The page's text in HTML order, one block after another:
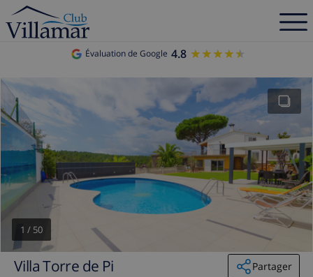
Évaluation de Google 4.8 ★★★★★
★★★★★
1 / 50
Villa Torre de Pi
Partager